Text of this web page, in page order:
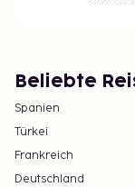
bei der
findest du
Ein Kind bis
oder
Beliebte
Spanien
Türkei
Frankreich
Deutschland